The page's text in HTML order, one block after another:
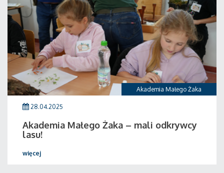
Akademia Małego Żaka
28.04.2025
Akademia Małego Żaka – mali odkrywcy
lasu!
więcej